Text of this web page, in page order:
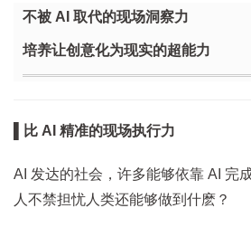
不被 AI 取代的现场洞察力
培养让创意化为现实的超能力
▌比 AI 精准的现场执行力
AI 发达的社会，许多能够依靠 AI 完
人不禁担忧人类还能够做到什麽？